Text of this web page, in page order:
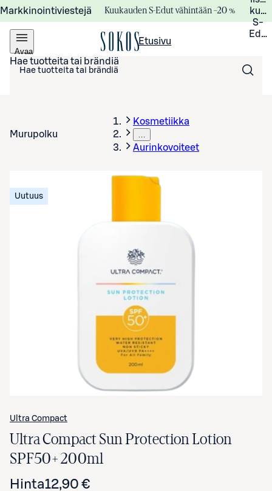
Markkinointiviestejä Kuukauden S-Edut vähintään –20 %
S-
Avaa
valikko
Etusivu
Hae tuotteita tai brändiä
Murupolku
Kosmetiikka
…
Aurinkovoiteet
Avaa tuotekuva suurennettuna
Uutuus
Ultra Compact
Ultra Compact Sun Protection Lotion
SPF50+ 200ml
Hinta12,90 €